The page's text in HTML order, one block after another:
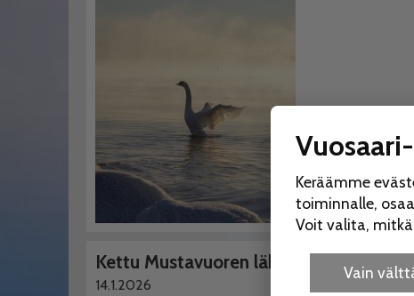
Kettu Mustavuoren lähellä
14.1.2026
Keräämme
toiminnalle,
Voit valita,
Vain